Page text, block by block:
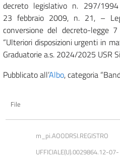
decreto legislativo n. 297/
23 febbraio 2009, n. 21, –
conversione del decreto-legge
“Ulteriori disposizioni urgenti in
Graduatorie a.s. 2024/2025 USR
Pubblicato all’Albo, categoria
File
m_pi.AOODRSI.REGISTRO
UFFICIALE(U).0029864.12-07-